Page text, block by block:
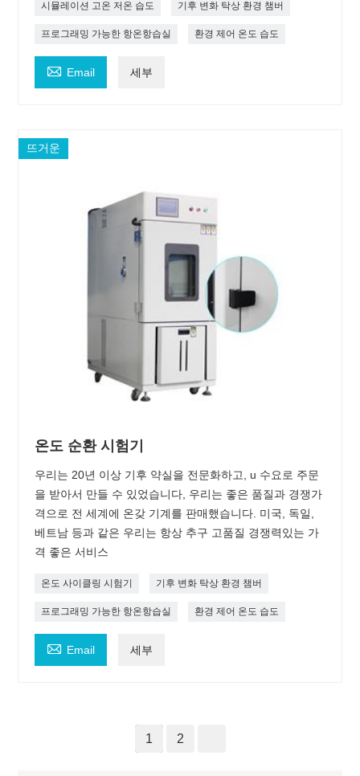
시뮬레이션 고온 저온 습도 기후 변화 탁상 환경 챔버
프로그래밍 가능한 항온항습실 환경 제어 온도 습도
 Email 세부
뜨거운
온도 순환 시험기
우리는 20년 이상 기후 약실을 전문화하고, u 수요로 주문
을 받아서 만들 수 있었습니다, 우리는 좋은 품질과 경쟁가
격으로 전 세계에 온갖 기계를 판매했습니다. 미국, 독일,
베트남 등과 같은 우리는 항상 추구 고품질 경쟁력있는 가
격 좋은 서비스
온도 사이클링 시험기 기후 변화 탁상 환경 챔버
프로그래밍 가능한 항온항습실 환경 제어 온도 습도
 Email 세부
1 2